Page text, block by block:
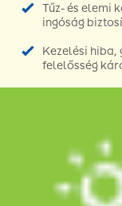
Tűz- és elemi
ingóság
Kezelési
felelősség